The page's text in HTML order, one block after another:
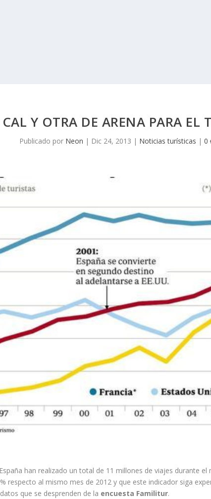
Y OTRA DE ARENA PARA EL
Publicado por Neon | Dic 24, 2013 | Noticias turísticas |0
han realizado un total de 11 millones de viajes durante
respecto al mismo mes de 2012 y que este indicador siga
que se desprenden de la encuesta Familitur.